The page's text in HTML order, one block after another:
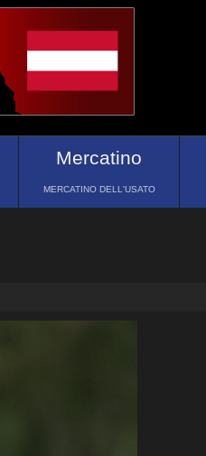
Mercatino
MERCATINO DELL'USATO